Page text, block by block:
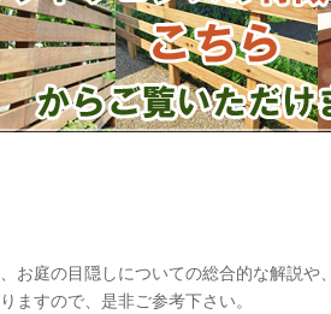
お庭の目隠しについての総合的な解説
ますので、是非ご参考下さい。